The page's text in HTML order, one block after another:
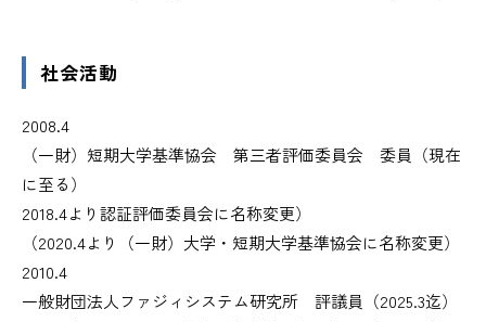
社会活動
2008.4
（一財）短期大学基準協会 第三者評価委員会 委員（現在
に至る）
2018.4より認証評価委員会に名称変更）
（2020.4より（一財）大学・短期大学基準協会に名称変更）
2010.4
一般財団法人ファジィシステム研究所 評議員（2025.3迄）